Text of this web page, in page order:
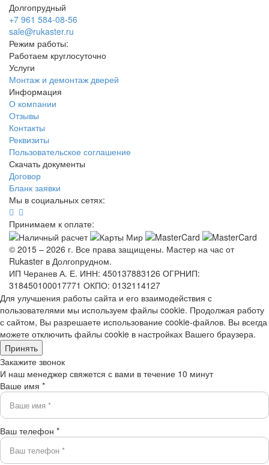
Долгопрудный
+7 961 584-08-56
sale@rukaster.ru
Режим работы:
Работаем круглосуточно
Услуги
Монтаж и демонтаж дверей
Информация
О компании
Отзывы
Контакты
Реквизиты
Пользовательское соглашение
Скачать документы
Договор
Бланк заявки
Мы в социальных сетях:
Принимаем к оплате:
© 2015 – 2026 г. Все права защищены. Мастер на час от
Rukaster в Долгопрудном.
ИП Черанев А. Е. ИНН: 450137883126 ОГРНИП:
318450100017771 ОКПО: 0132114127
Для улучшения работы сайта и его взаимодействия с
пользователями мы используем файлы cookie. Продолжая работу
с сайтом, Вы разрешаете использование cookie-файлов. Вы всегда
можете отключить файлы cookie в настройках Вашего браузера.
Принять
Закажите звонок
И наш менеджер свяжется с вами в течение 10 минут
Ваше имя *
Ваш телефон *